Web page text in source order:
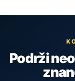
Podrži